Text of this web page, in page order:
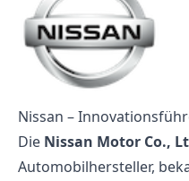
Nissan –
Die Nissan Motor Co.,
Automobilhersteller,